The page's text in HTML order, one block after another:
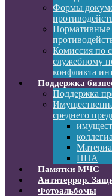
Формы
Нормативные
Комиссия по
служебному
конфликта
Поддержка
Поддержка
среднего
НПА
Памятки МЧС
Антитеррор.
Фотоальбомы